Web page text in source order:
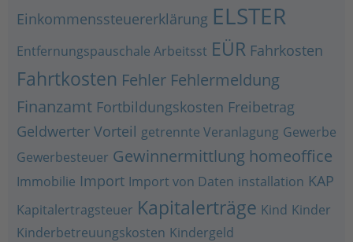
Einkommenssteuererklärung ELSTER
Entfernungspauschale Arbeitsst EÜR Fahrkosten
Fahrtkosten Fehler Fehlermeldung
Finanzamt Fortbildungskosten Freibetrag
Geldwerter Vorteil getrennte Veranlagung Gewerbe
Gewerbesteuer Gewinnermittlung homeoffice
Immobilie Import Import von Daten installation KAP
Kapitalertragsteuer Kapitalerträge Kind Kinder
Kinderbetreuungskosten Kindergeld